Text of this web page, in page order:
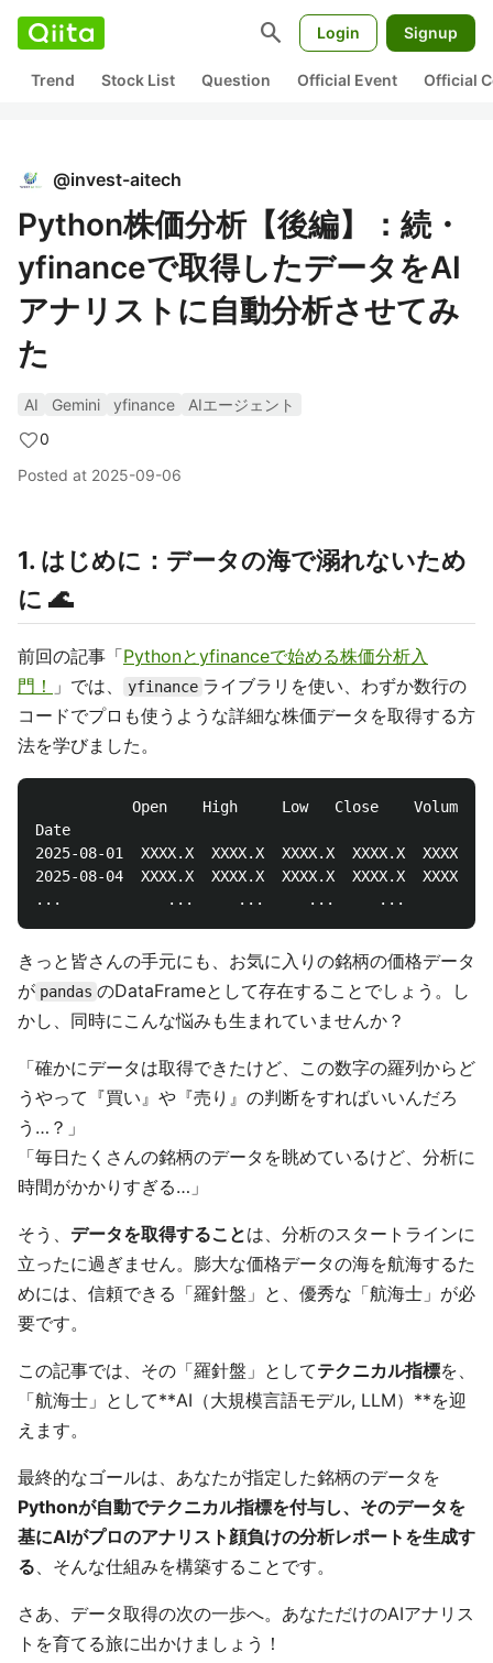
search Login Signup
Trend Stock List Question Official Event Official
@invest-aitech
Python株価分析【後編】：続・
yfinanceで取得したデータをAI
アナリストに自動分析させてみ
た
AI Gemini yfinance
AIエージェント
0
Posted at 2025-09-06
1. はじめに：データの海で溺れないため
に 🌊
前回の記事「Pythonとyfinanceで始める株価分析入
門！ 」では、 yfinance ライブラリを使い、わずか数行の
コードでプロも使うような詳細な株価データを取得する方
法を学びました。
           Open    High     Low   Close    Volume
Date
2025-08-01  XXXX.X  XXXX.X  XXXX.X  XXXX.X  XXXXXXXX
2025-08-04  XXXX.X  XXXX.X  XXXX.X  XXXX.X  XXXXXXXX
きっと皆さんの手元にも、お気に入りの銘柄の価格データ
が pandas のDataFrameとして存在することでしょう。し
かし、同時にこんな悩みも生まれていませんか？
「確かにデータは取得できたけど、この数字の羅列からど
うやって『買い』や『売り』の判断をすればいいんだろ
う…？」
「毎日たくさんの銘柄のデータを眺めているけど、分析に
時間がかかりすぎる…」
そう、 データを取得することは、分析のスタートラインに
立ったに過ぎません。膨大な価格データの海を航海するた
めには、信頼できる「羅針盤」と、優秀な「航海士」が必
要です。
この記事では、その「羅針盤」としてテクニカル指標を、
「航海士」として**AI（大規模言語モデル, LLM）**を迎
えます。
最終的なゴールは、あなたが指定した銘柄のデータを
Pythonが自動でテクニカル指標を付与し、そのデータを
基にAIがプロのアナリスト顔負けの分析レポートを生成す
る、そんな仕組みを構築することです。
さあ、データ取得の次の一歩へ。あなただけのAIアナリス
トを育てる旅に出かけましょう！